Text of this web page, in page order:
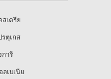
เตรีย
ตุเกส
การี
เบเนีย